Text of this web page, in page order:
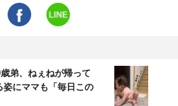
弟、ねぇねが帰って
にママも「毎日この